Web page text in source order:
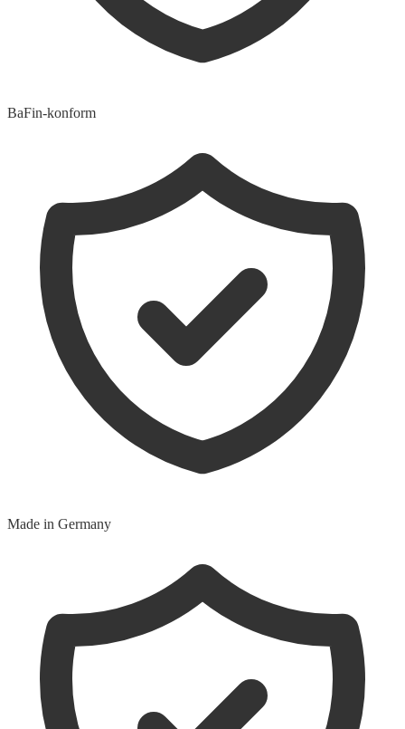
BaFin-konform
Made in Germany